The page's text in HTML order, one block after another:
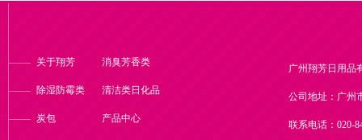
关于翔芳 消臭芳香类
除湿防霉类 清洁类日化品
炭包 产品中心
广州翔芳日用品
公司地址：广州
联系电话：020-